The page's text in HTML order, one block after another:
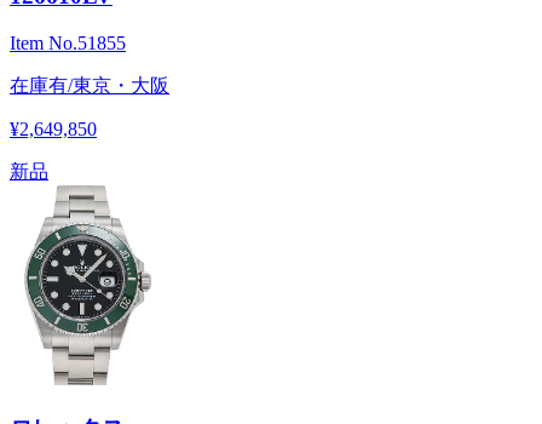
Item No.51855
在庫有/東京・大阪
¥2,649,850
新品